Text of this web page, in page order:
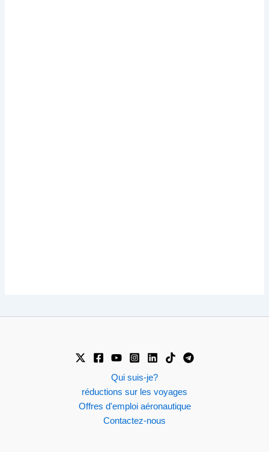
Qui suis-je?
réductions sur les voyages
Offres d'emploi aéronautique
Contactez-nous